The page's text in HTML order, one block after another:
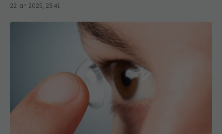
22 ian 2025, 23:41